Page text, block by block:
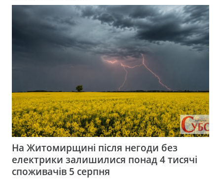
На Житомирщині після негоди без
електрики залишилися понад 4 тисячі
споживачів 5 серпня